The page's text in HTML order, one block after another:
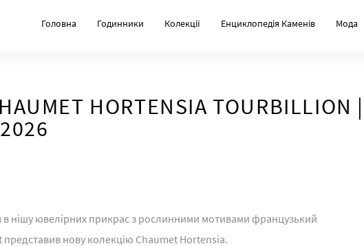
Головна Годинники Колекції Енциклопедія Каменів Мода
HORTENSIA TOURBILLION |
нішу ювелірних прикрас з рослинними мотивами французький
нову колекцію Chaumet Hortensia.